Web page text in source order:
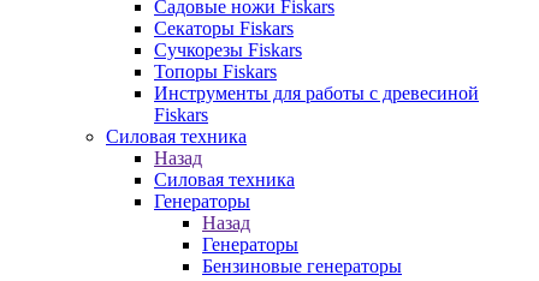
Садовые ножи Fiskars
Секаторы Fiskars
Сучкорезы Fiskars
Топоры Fiskars
Инструменты для работы с древесиной
Fiskars
Силовая техника
Назад
Силовая техника
Генераторы
Назад
Генераторы
Бензиновые генераторы